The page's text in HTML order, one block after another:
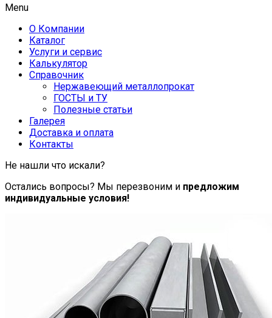
Menu
О Компании
Каталог
Услуги и сервис
Калькулятор
Справочник
Нержавеющий металлопрокат
ГОСТЫ и ТУ
Полезные статьи
Галерея
Доставка и оплата
Контакты
Не нашли что искали?
Остались вопросы? Мы перезвоним и предложим
индивидуальные условия!